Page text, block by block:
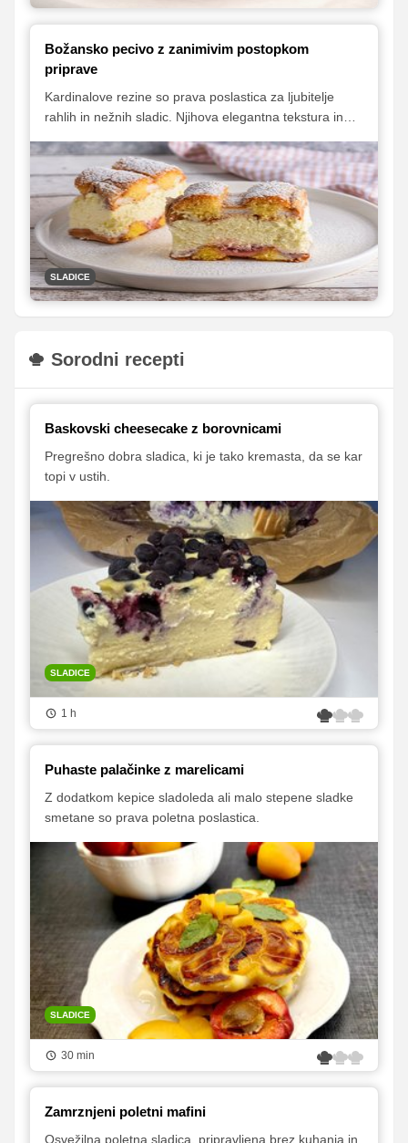
Božansko pecivo z zanimivim postopkom
priprave
Kardinalove rezine so prava poslastica za ljubitelje
rahlih in nežnih sladic. Njihova elegantna tekstura in
popolno harmonijo okusov. Če želite pripraviti nekaj
posebnega, a hkrati klasičnega, je to priljubljeno
avstrijsko pecivo zagotovo odlična izbira!
SLADICE
Sorodni recepti
Baskovski cheesecake z borovnicami
Pregrešno dobra sladica, ki je tako kremasta, da se kar
topi v ustih.
SLADICE
1 h
Puhaste palačinke z marelicami
Z dodatkom kepice sladoleda ali malo stepene sladke
smetane so prava poletna poslastica.
SLADICE
30 min
Zamrznjeni poletni mafini
Osvežilna poletna sladica, pripravljena brez kuhanja in